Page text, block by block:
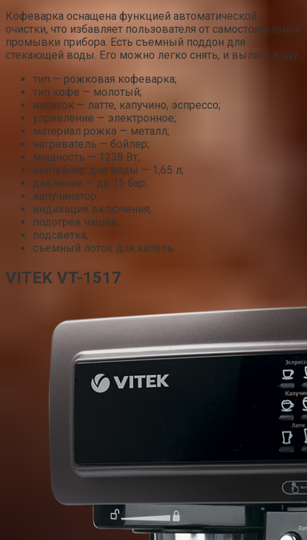
Кофеварка оснащена функцией автоматической
очистки, что избавляет пользователя от самостоятельной
промывки прибора. Есть съемный поддон для
стекающей воды. Его можно легко снять, и вылить воду.
тип — рожковая кофеварка;
тип кофе — молотый;
напиток — латте, капучино, эспрессо;
управление — электронное;
материал рожка — металл;
нагреватель — бойлер;
мощность — 1238 Вт;
контейнер для воды — 1,65 л;
давление — до 15 бар;
капучинатор;
индикация включения;
подогрев чашек;
подсветка;
съемный лоток для капель.
VITEK VT-1517